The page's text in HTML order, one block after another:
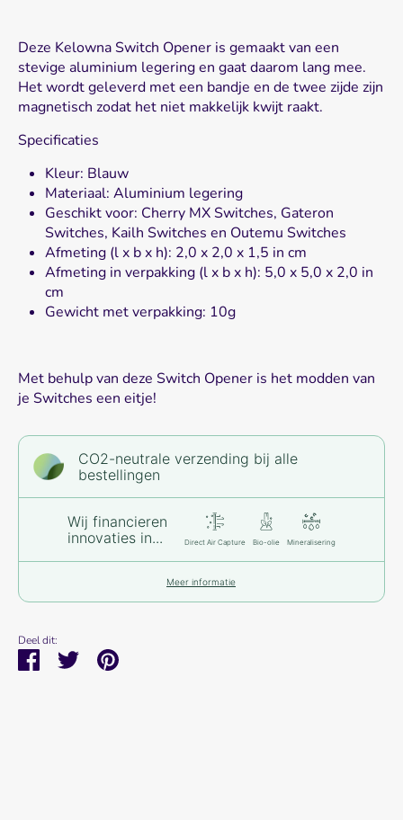
Deze Kelowna Switch Opener is gemaakt van een
stevige aluminium legering en gaat daarom lang mee.
Het wordt geleverd met een bandje en de twee zijde zijn
magnetisch zodat het niet makkelijk kwijt raakt.
Specificaties
Kleur: Blauw
Materiaal: Aluminium legering
Geschikt voor: Cherry MX Switches, Gateron
Switches, Kailh Switches en Outemu Switches
Afmeting (l x b x h): 2,0 x 2,0 x 1,5 in cm
Afmeting in verpakking (l x b x h): 5,0 x 5,0 x 2,0 in
cm
Gewicht met verpakking: 10g
Met behulp van deze Switch Opener is het modden van
je Switches een eitje!
CO2-neutrale verzending bij alle
bestellingen
Wij financieren
innovaties in...
Direct Air Capture Bio-olie Mineralisering
Meer informatie
Deel dit:
Deel TweetPin